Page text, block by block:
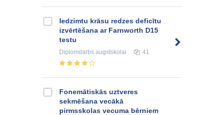
Iedzimtu krāsu redzes deficītu
izvērtēšana ar Farnworth D15
testu
Diplomdarbs augstskolai 41
Fonemātiskās uztveres
sekmēšana vecākā
pirmsskolas vecuma bērniem